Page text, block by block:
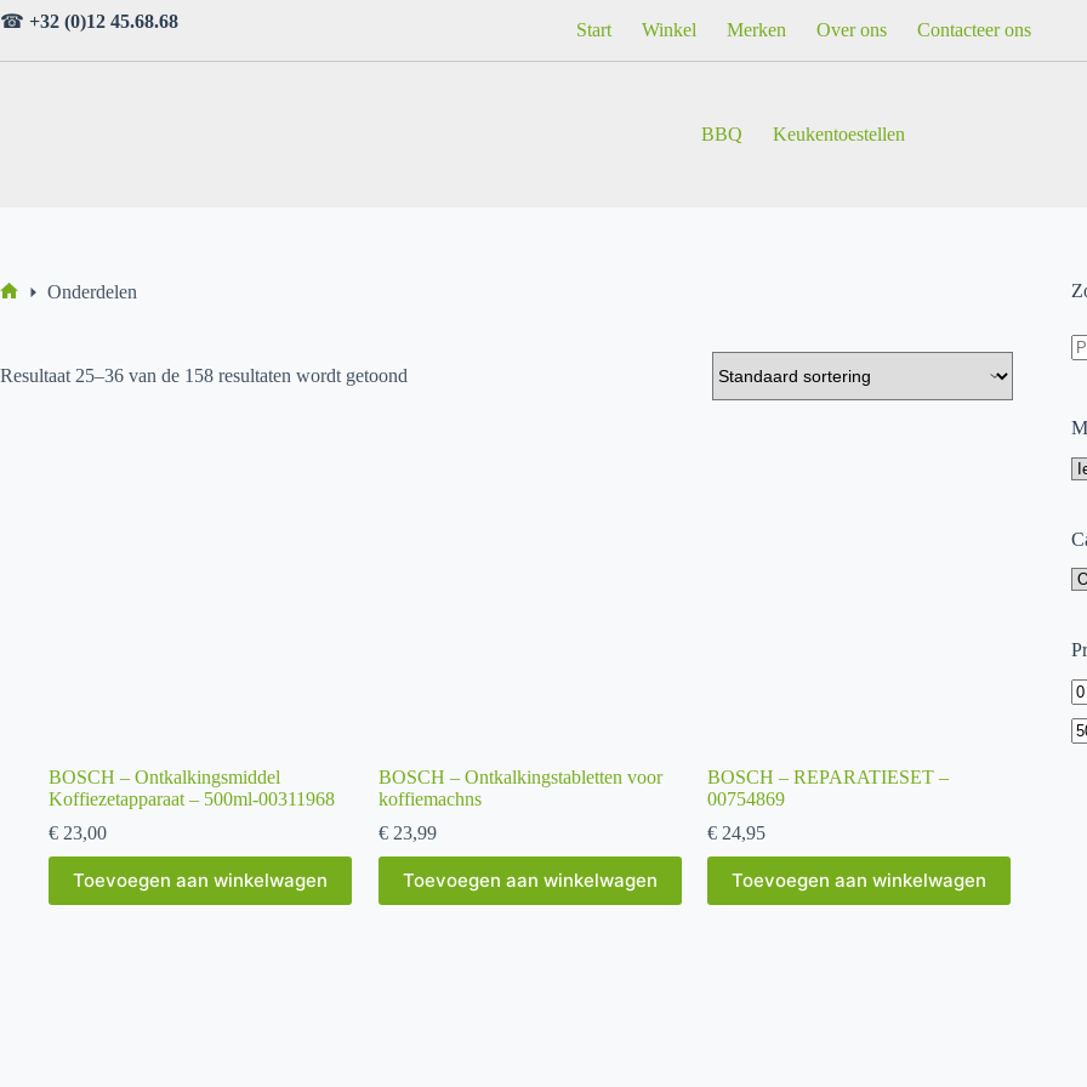
Ga
naar
☎ +32 (0)12 45.68.68 Start Winkel Merken Over ons Contacteer ons
BBQ Keukentoestellen
Onderdelen
Resultaat 25–36 van de 158 resultaten wordt getoond
BOSCH – Ontkalkingsmiddel
Koffiezetapparaat – 500ml-00311968
€ 23,00
Toevoegen aan winkelwagen
BOSCH – Ontkalkingstabletten voor
koffiemachns
€23,99
Toevoegen aan winkelwagen
BOSCH – REPARATIESET –
00754869
€ 24,95
Toevoegen aan winkelwagen